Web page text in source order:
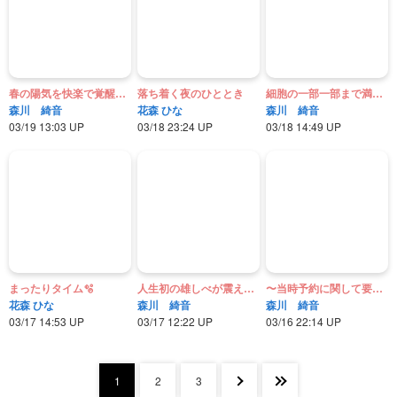
春の陽気を快楽で覚醒させるよ♡
森川 綺音
03/19 13:03 UP
落ち着く夜のひととき
花森 ひな
03/18 23:24 UP
細胞の一部一部まで満たしてあげる♡
森川 綺音
03/18 14:49 UP
まったりタイム🫧‪
花森 ひな
03/17 14:53 UP
人生初の雄しべが震える体験物語♡
森川 綺音
03/17 12:22 UP
〜当時予約に関して要注意点！〜
森川 綺音
03/16 22:14 UP
1 2 3